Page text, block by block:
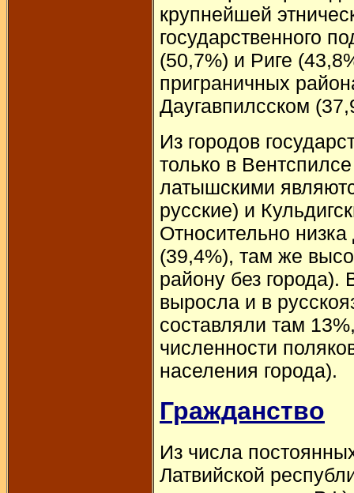
крупнейшей
государственного
(50,7%) и Риге
приграничных
Даугавпилсском
Из городов
только в
латышскими
русские) и
Относительно
(39,4%), там же
району без
выросла и в
составляли там
численности
населения города).
Гражданство
Из числа
Латвийской